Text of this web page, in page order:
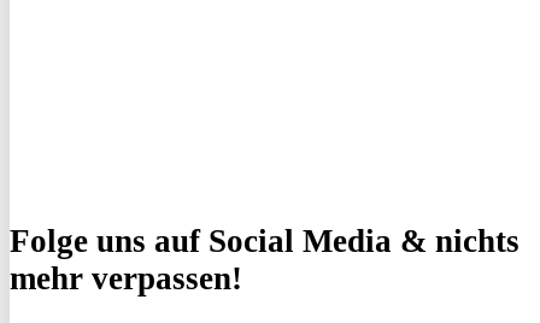
Folge uns auf Social Media & nichts
mehr verpassen!